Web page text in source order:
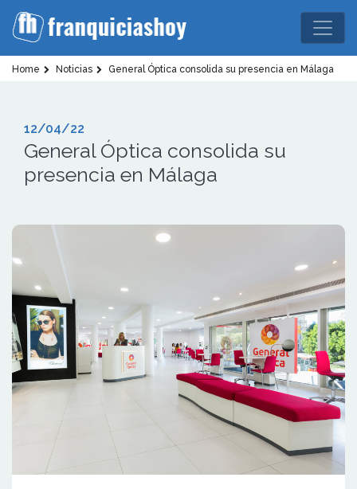
Home Noticias General Óptica consolida su presencia en Málaga
12/04/22
General Óptica consolida su
presencia en Málaga